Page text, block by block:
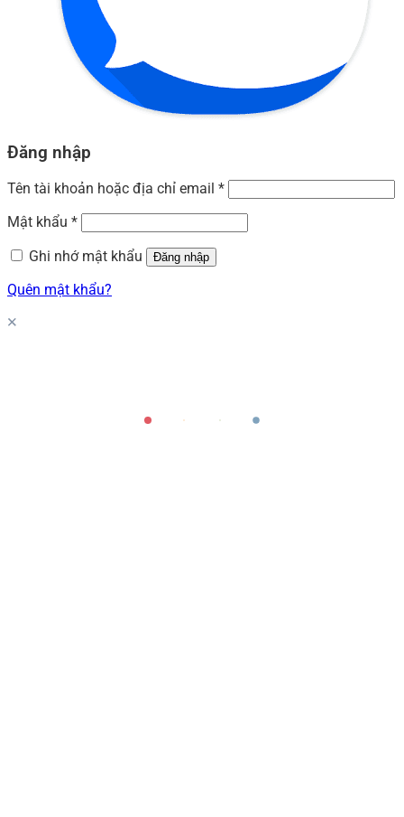
Đăng nhập
Tên tài khoản hoặc địa chỉ email *
Mật khẩu *
Ghi nhớ mật khẩu
Đăng nhập
Quên mật khẩu?